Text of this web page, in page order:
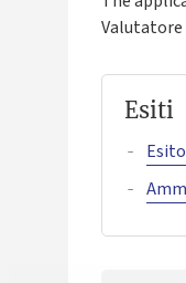
Valutatore
Esiti
Esito